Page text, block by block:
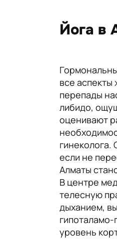
Йога в
все
перепады
либидо,
оценивают
гинеколога.
если не
Алматы
В центре
телесную
дыханием,
уровень